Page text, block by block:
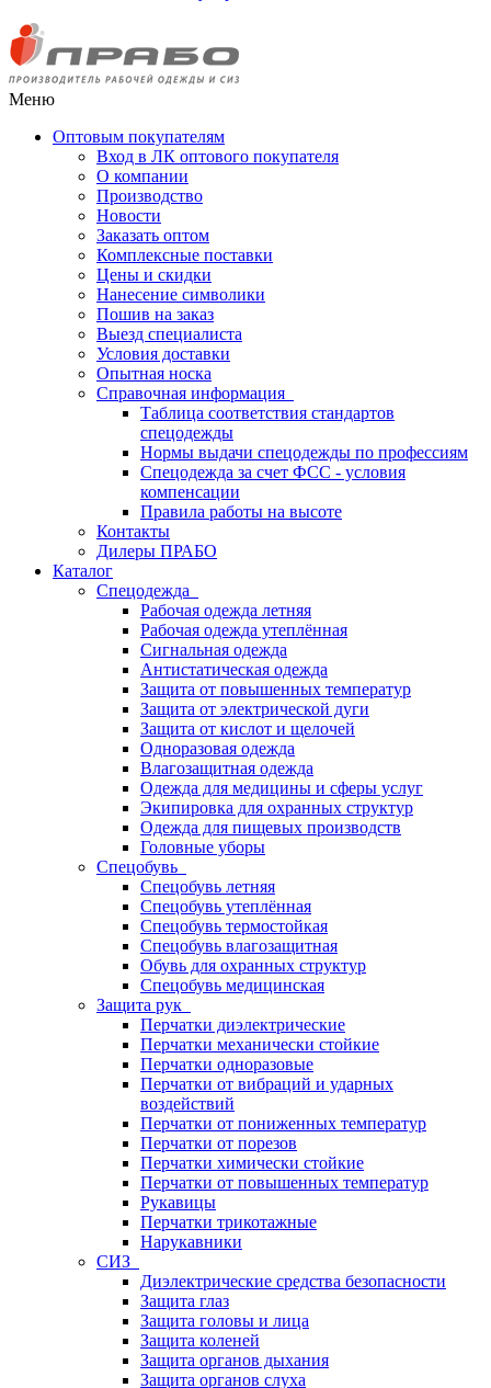
Меню
Оптовым покупателям
Вход в ЛК оптового покупателя
О компании
Производство
Новости
Заказать оптом
Комплексные поставки
Цены и скидки
Нанесение символики
Пошив на заказ
Выезд специалиста
Условия доставки
Опытная носка
Справочная информация
Таблица соответствия стандартов
спецодежды
Нормы выдачи спецодежды по профессиям
Спецодежда за счет ФСС - условия
компенсации
Правила работы на высоте
Контакты
Дилеры ПРАБО
Каталог
Спецодежда
Рабочая одежда летняя
Рабочая одежда утеплённая
Сигнальная одежда
Антистатическая одежда
Защита от повышенных температур
Защита от электрической дуги
Защита от кислот и щелочей
Одноразовая одежда
Влагозащитная одежда
Одежда для медицины и сферы услуг
Экипировка для охранных структур
Одежда для пищевых производств
Головные уборы
Спецобувь
Спецобувь летняя
Спецобувь утеплённая
Спецобувь термостойкая
Спецобувь влагозащитная
Обувь для охранных структур
Спецобувь медицинская
Защита рук
Перчатки диэлектрические
Перчатки механически стойкие
Перчатки одноразовые
Перчатки от вибраций и ударных
воздействий
Перчатки от пониженных температур
Перчатки от порезов
Перчатки химически стойкие
Перчатки от повышенных температур
Рукавицы
Перчатки трикотажные
Нарукавники
СИЗ
Диэлектрические средства безопасности
Защита глаз
Защита головы и лица
Защита коленей
Защита органов дыхания
Защита органов слуха